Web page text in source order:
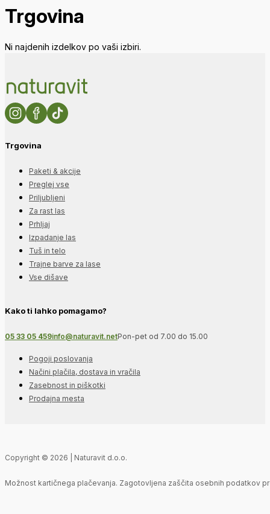
Trgovina
Ni najdenih izdelkov po vaši izbiri.
Trgovina
Paketi & akcije
Preglej vse
Priljubljeni
Za rast las
Prhljaj
Izpadanje las
Tuš in telo
Trajne barve za lase
Vse dišave
Kako ti lahko pomagamo?
05 33 05 459info@naturavit.netPon-pet od 7.00 do 15.00
Pogoji poslovanja
Načini plačila, dostava in vračila
Zasebnost in piškotki
Prodajna mesta
Copyright © 2026 | Naturavit d.o.o.
Možnost kartičnega plačevanja. Zagotovljena zaščita osebnih podatkov